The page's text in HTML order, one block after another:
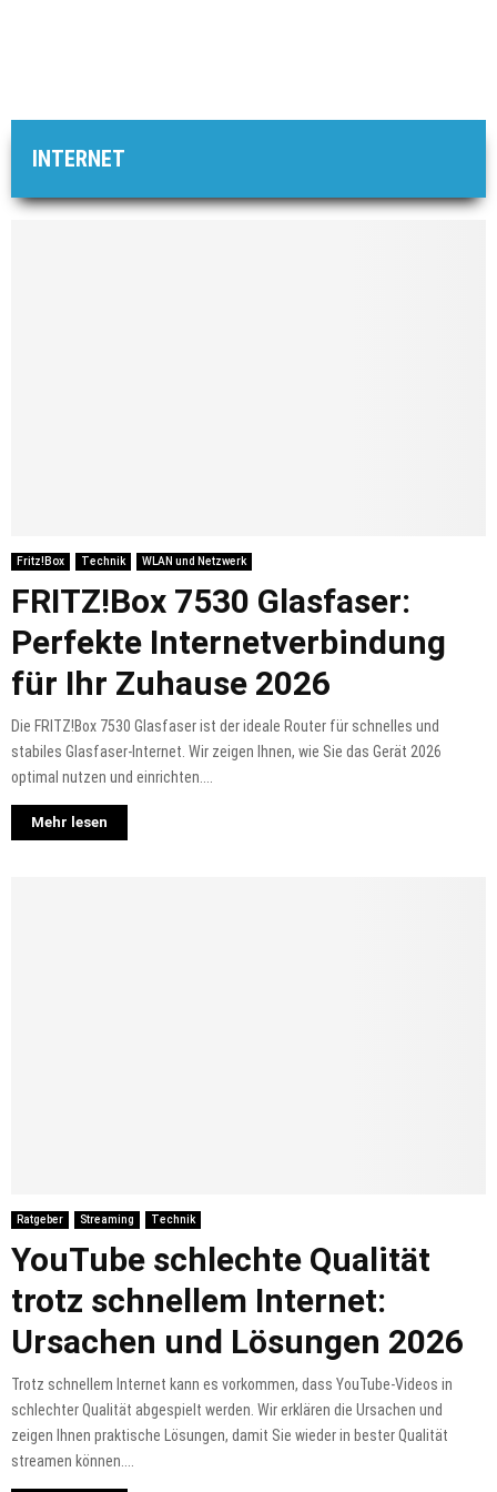
INTERNET
Fritz!Box Technik WLAN und Netzwerk
FRITZ!Box 7530 Glasfaser:
Perfekte Internetverbindung
für Ihr Zuhause 2026
Die FRITZ!Box 7530 Glasfaser ist der ideale Router für schnelles und
stabiles Glasfaser-Internet. Wir zeigen Ihnen, wie Sie das Gerät 2026
optimal nutzen und einrichten....
Mehr lesen
Ratgeber Streaming Technik
YouTube schlechte Qualität
trotz schnellem Internet:
Ursachen und Lösungen 2026
Trotz schnellem Internet kann es vorkommen, dass YouTube-Videos in
schlechter Qualität abgespielt werden. Wir erklären die Ursachen und
zeigen Ihnen praktische Lösungen, damit Sie wieder in bester Qualität
streamen können....